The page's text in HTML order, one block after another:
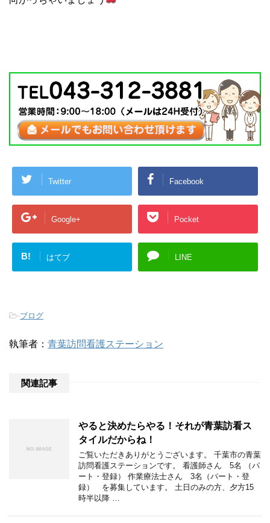
Twitter Facebook
Google+ Pocket
B! はてブ LINE
-ブログ
執筆者： 青葉訪問看護ステーション
関連記事
やると決めたらやる！それが青葉訪看ス
タイルだからね！
ご覧いただきありがとうございます。 千葉市の青葉
訪問看護ステーションです。 看護師さん 5名 （パ
ート・登録） 作業療法士さん 3名（パート・登
録） を募集しています。 土日のみの方、夕方15
時半以降 …